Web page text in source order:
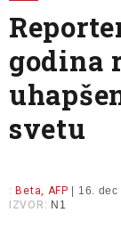
Propaganda
Informer
godina
svetu
: Beta, AFP | 16.
IZVOR: N1